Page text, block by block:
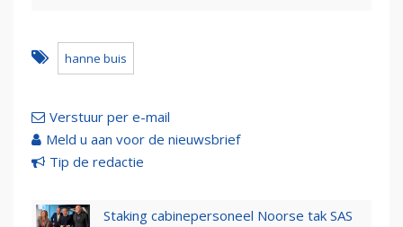
hanne buis
Verstuur per e-mail
Meld u aan voor de nieuwsbrief
Tip de redactie
Staking cabinepersoneel Noorse tak SAS